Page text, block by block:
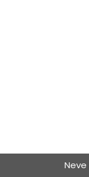
Neve